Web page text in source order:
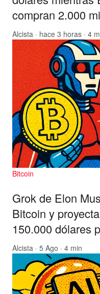
compran 2.000
Alcista · hace 3 horas · 4
Bitcoin
Grok de Elon
Bitcoin y
150.000 dólares
Alcista · 5 Ago · 4 min